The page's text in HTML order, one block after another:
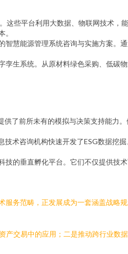
这些平台利用大数据、物联网技术
慧能源管理系统咨询与实施方案。
生系统。从原材料绿色采购、低碳
供了前所未有的模拟与决策支持能力
技术咨询机构快速开发了ESG数据挖
技的垂直孵化平台。它们不仅提供技
务范畴，正发展成为一套涵盖战略
交易中的应用；二是推动跨行业数